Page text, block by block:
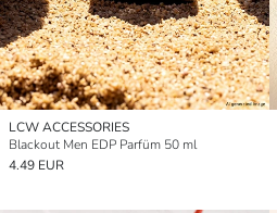
LCW ACCESSORIES
Blackout Men EDP Parfüm 50 ml
4.49 EUR